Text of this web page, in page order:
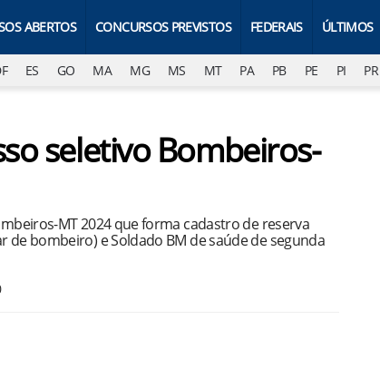
ABERTOS CONCURSOS PREVISTOS FEDERAIS ÚLTIMOS
ES GO MA MG MS MT PA PB PE PI PR
seletivo Bombeiros-
MT 2024 que forma cadastro de reserva
de bombeiro) e Soldado BM de saúde de segunda